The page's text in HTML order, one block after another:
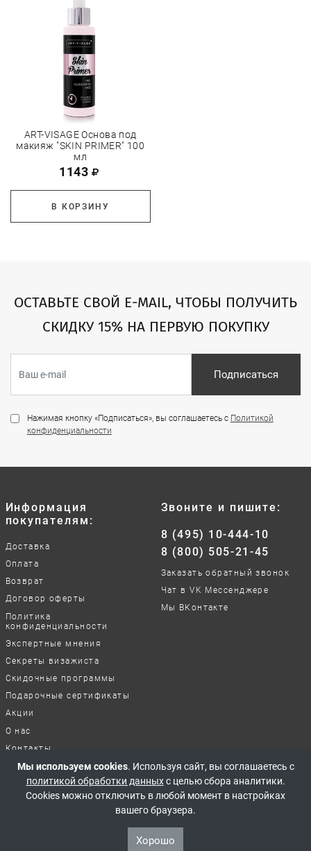
ART-VISAGE Основа под
макияж "SKIN PRIMER" 100
мл
1143
В КОРЗИНУ
ОСТАВЬТЕ СВОЙ E-MAIL, ЧТОБЫ ПОЛУЧИТЬ
СКИДКУ 15% НА ПЕРВУЮ ПОКУПКУ
Подписаться
Нажимая кнопку «Подписаться», вы соглашаетесь с Политикой
конфиденциальности
Информация
покупателям:
Доставка
Оплата
Возврат
Договор оферты
Политика
конфиденциальности
Экспертные мнения
Секреты визажиста
Скидочные программы
Подарочные сертификаты
Акции
О нас
Контакты
Отзывы о нашей работе
Звоните и пишите:
8 (495) 10-444-10
8 (800) 505-21-45
Заказать обратный звонок
Чат в VK Мессенджере
Мы ВКонтакте
© 2017-2026 Все права защищены
Мы используем cookies. Используя сайт, вы соглашаетесь с
политикой обработки данныхс целью сбора аналитики.
Cookies можно отключить в любой момент в настройках
вашего браузера.
Хорошо